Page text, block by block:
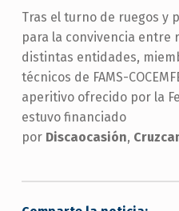
Tras el turno de ruegos y
para la convivencia entre
distintas entidades,
técnicos de FAMS-
aperitivo ofrecido por la
estuvo financiado
por Discaocasión,